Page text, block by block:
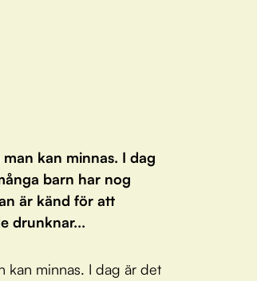
kan minnas. I dag
barn har nog
är känd för att
drunknar...
kan minnas. I dag är det